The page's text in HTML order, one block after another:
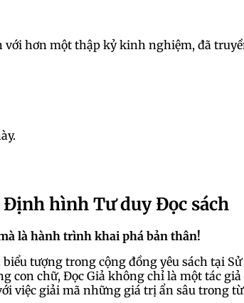
với hơn một thập kỷ kinh nghiệm, đã
hình Tư duy Đọc sách
là hành trình khai phá bản thân!
tượng trong cộng đồng yêu sách tại
con chữ, Đọc Giả không chỉ là một tác
việc giải mã những giá trị ẩn sâu trong